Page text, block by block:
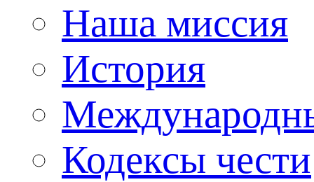
Наша миссия
История
Кодексы чести